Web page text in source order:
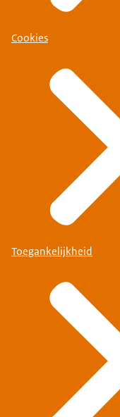
Cookies
Toegankelijkheid